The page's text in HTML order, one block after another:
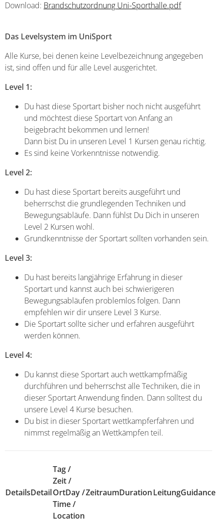
Download: Brandschutzordnung Uni-Sporthalle.pdf
Das Levelsystem im UniSport
Alle Kurse, bei denen keine Levelbezeichnung angegeben
ist, sind offen und für alle Level ausgerichtet.
Level 1:
Du hast diese Sportart bisher noch nicht ausgeführt
und möchtest diese Sportart von Anfang an
beigebracht bekommen und lernen!
Dann bist Du in unseren Level 1 Kursen genau richtig.
Es sind keine Vorkenntnisse notwendig.
Level 2:
Du hast diese Sportart bereits ausgeführt und
beherrschst die grundlegenden Techniken und
Bewegungsabläufe. Dann fühlst Du Dich in unseren
Level 2 Kursen wohl.
Grundkenntnisse der Sportart sollten vorhanden sein.
Level 3:
Du hast bereits langjährige Erfahrung in dieser
Sportart und kannst auch bei schwierigeren
Bewegungsabläufen problemlos folgen. Dann
empfehlen wir dir unsere Level 3 Kurse.
Die Sportart sollte sicher und erfahren ausgeführt
werden können.
Level 4:
Du kannst diese Sportart auch wettkampfmäßig
durchführen und beherrschst alle Techniken, die in
dieser Sportart Anwendung finden. Dann solltest du
unsere Level 4 Kurse besuchen.
Du bist in dieser Sportart wettkampferfahren und
nimmst regelmäßig an Wettkämpfen teil.
DetailsDetail
Tag /
Zeit /
OrtDay /
Time /
Location
ZeitraumDurationLeitungGuidance